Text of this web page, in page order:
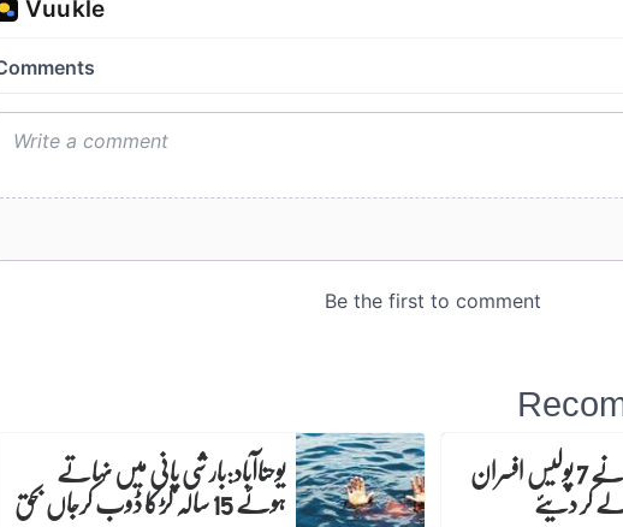
آئی جی پنجاب نے 7 پولیس افسران
کر دیئے یوحناآباد:بارشی پانی میں نہاتے
ہوئے 15 سالہ لڑکا ڈوب کرجاں بحق